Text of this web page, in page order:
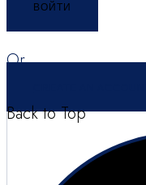
ВОЙТИ
Or
Back to Top